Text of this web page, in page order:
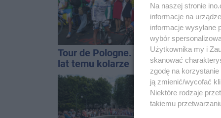
Tour de Pologne. Tak 21
lat temu kolarze
startowali z
Inowrocławia
Upały, a
Groźna
naszym
Na naszej stronie
informacje na
informacje wysyłane
wybór
Użytkownika my i
skanować
zgodę na
ją zmienić/wycofać
Niektóre rodzaje
takiemu